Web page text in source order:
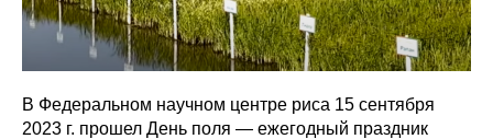
В Федеральном научном центре риса 15 сентября
2023 г. прошел День поля — ежегодный праздник